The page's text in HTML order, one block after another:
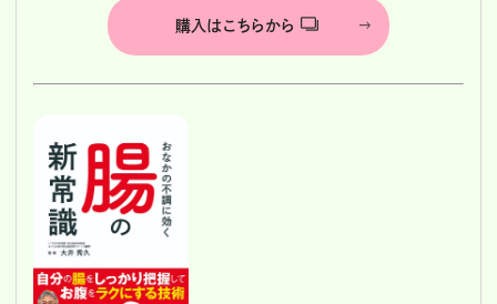
購入はこちらから